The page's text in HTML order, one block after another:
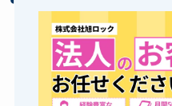
バイクカギ作成
スーツケースカギ開け
スーツケースカギ作成
金庫カギ開け